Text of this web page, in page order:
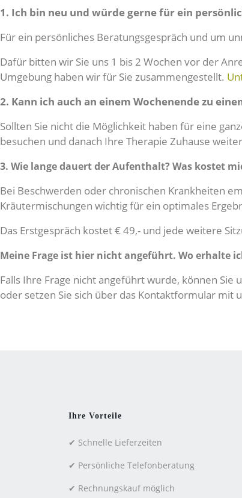
1. Ich bin neu und würde gerne für ein
Für ein persönliches Beratungsgespräch und um
Dafür bitten wir Sie uns 1 bis 2 Wochen vor der
Umgebung haben wir für Sie zusammengestellt.
2. Kann ich auch an einem Wochenende zu
Sollten Sie nicht die Möglichkeit haben für eine
besuchen und danach Ihre Therapie Zuhause
3. Wie lange dauert der Aufenthalt? Was kostet
Bei Beschwerden oder chronischen Krankheiten
Kräutermischungen wichtig für ein optimales
Das Erstgespräch kostet € 49,- und jede weitere
Meine Frage ist hier nicht angeführt. Wo erhalte
Falls Ihre Frage nicht angeführt wurde, können
oder setzen Sie sich über das Kontaktformular mit
Ihre Vorteile
✔ Schnelle Lieferzeiten
✔ Persönliche Telefonberatung
✔ Rechnungskauf möglich